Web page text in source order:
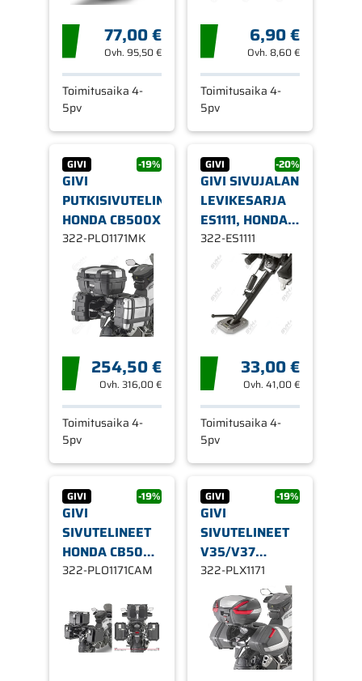
77,00 €
Ovh. 95,50 €
Toimitusaika 4-
5pv
6,90 €
Ovh. 8,60 €
Toimitusaika 4-
5pv
GIVI -19%
GIVI
PUTKISIVUTELINE
HONDA CB500X
322-PLO1171MK
254,50 €
Ovh. 316,00 €
Toimitusaika 4-
5pv
GIVI -20%
GIVI SIVUJALAN
LEVIKESARJA
ES1111, HONDA
USEITA
MALLEJA
322-ES1111
33,00 €
Ovh.41,00 €
Toimitusaika 4-
5pv
GIVI -19%
GIVI
SIVUTELINEET
HONDA CB500X
TREKKER
MONOKEY®
CAM-SIDE
322-PLO1171CAM
GIVI -19%
GIVI
SIVUTELINEET
V35/V37
LAUKUILLE
HONDA CB500X
322-PLX1171